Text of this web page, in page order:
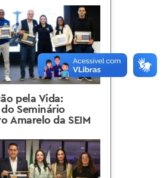
de Curitiba
pela Vida:
do Seminário
Amarelo da SEIM